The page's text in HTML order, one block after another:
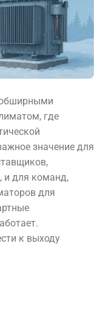
обширными
где
значение для
и для команд,
для
к выходу